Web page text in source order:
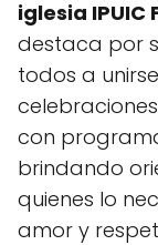
iglesia
destaca por
todos a
con
brindando
quienes lo
amor y